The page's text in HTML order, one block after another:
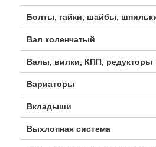
Болты, гайки, шайбы,
Вал коленчатый
Валы, вилки, КПП, редукторы
Вариаторы
Вкладыши
Выхлопная система